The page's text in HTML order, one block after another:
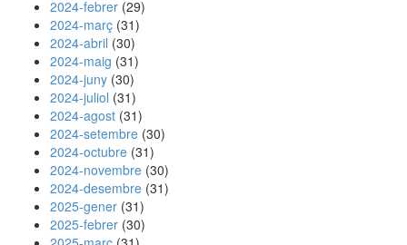
2024-febrer (29)
2024-març (31)
2024-abril (30)
2024-maig (31)
2024-juny (30)
2024-juliol (31)
2024-agost (31)
2024-setembre (30)
2024-octubre (31)
2024-novembre (30)
2024-desembre (31)
2025-gener (31)
2025-febrer (30)